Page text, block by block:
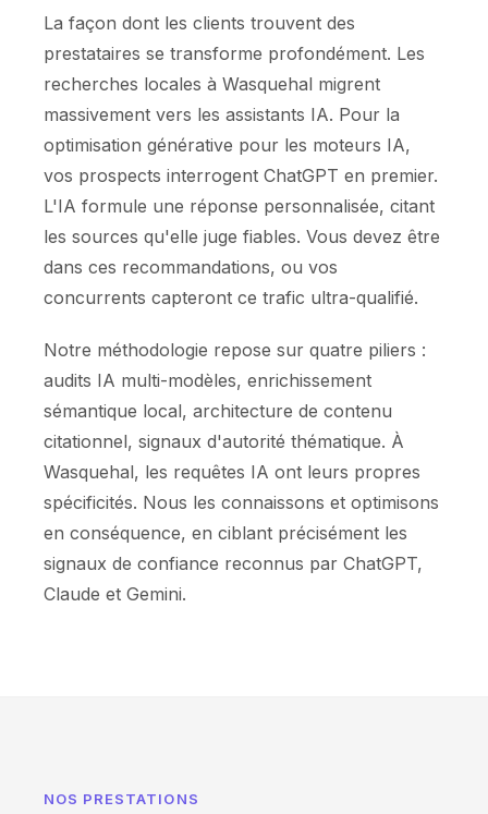
La façon dont les clients trouvent des
prestataires se transforme profondément. Les
recherches locales à Wasquehal migrent
massivement vers les assistants IA. Pour la
optimisation générative pour les moteurs IA,
vos prospects interrogent ChatGPT en premier.
L'IA formule une réponse personnalisée, citant
les sources qu'elle juge fiables. Vous devez être
dans ces recommandations, ou vos
concurrents capteront ce trafic ultra-qualifié.
Notre méthodologie repose sur quatre piliers :
audits IA multi-modèles, enrichissement
sémantique local, architecture de contenu
citationnel, signaux d'autorité thématique. À
Wasquehal, les requêtes IA ont leurs propres
spécificités. Nous les connaissons et optimisons
en conséquence, en ciblant précisément les
signaux de confiance reconnus par ChatGPT,
Claude et Gemini.
NOS PRESTATIONS